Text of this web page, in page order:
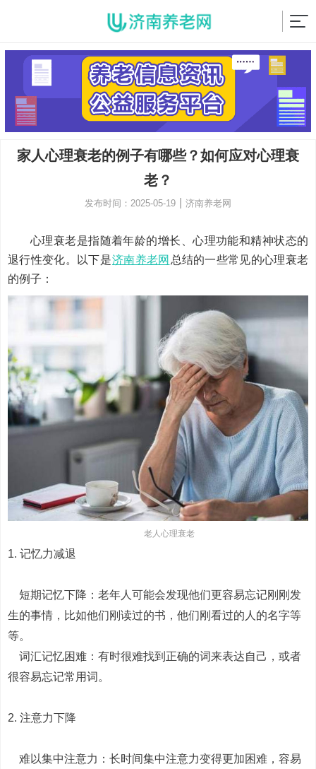
家人心理衰老的例子有哪些？如何应对心理衰
老？
发布时间：2025-05-19 济南养老网
心理衰老是指随着年龄的增长、心理功能和精神状态的
退行性变化。以下是济南养老网 总结的一些常见的心理衰老
的例子：
老人心理衰老
1. 记忆力减退
短期记忆下降：老年人可能会发现他们更容易忘记刚刚发
生的事情，比如他们刚读过的书，他们刚看过的人的名字等
等。
词汇记忆困难：有时很难找到正确的词来表达自己，或者
很容易忘记常用词。
2. 注意力下降
难以集中注意力：长时间集中注意力变得更加困难，容易